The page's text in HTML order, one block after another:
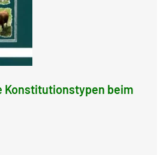
Konstitutionstypen beim